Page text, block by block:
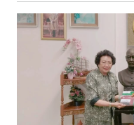
อบอุ่น และคุณค่าของ
การอ่าน